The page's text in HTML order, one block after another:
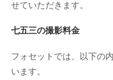
せていただきます。
七五三の撮影料金
フォセットでは、以下の
います。